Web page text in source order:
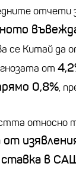
отчети
се Китай
от
0,8%,
относно
от
в